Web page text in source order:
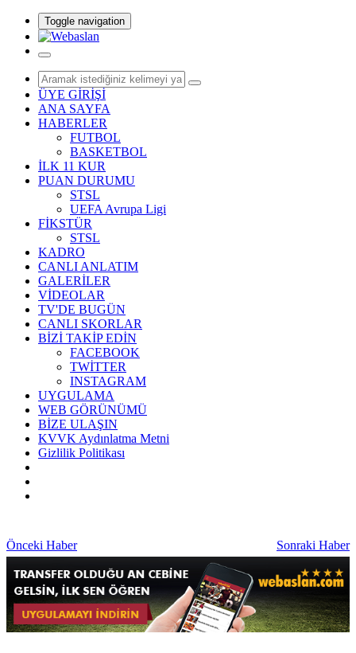
Toggle navigation
ÜYE GİRİŞİ
ANA SAYFA
HABERLER
FUTBOL
BASKETBOL
İLK 11 KUR
PUAN DURUMU
STSL
UEFA Avrupa Ligi
FİKSTÜR
STSL
KADRO
CANLI ANLATIM
GALERİLER
VİDEOLAR
TV'DE BUGÜN
CANLI SKORLAR
BİZİ TAKİP EDİN
FACEBOOK
TWİTTER
INSTAGRAM
UYGULAMA
WEB GÖRÜNÜMÜ
BİZE ULAŞIN
KVVK Aydınlatma Metni
Gizlilik Politikası
Önceki Haber Sonraki Haber